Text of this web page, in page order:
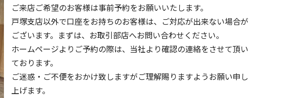
ご来店ご希望のお客様は事前予約をお願いいたします。
戸塚支店以外で口座をお持ちのお客様は、ご対応が出来ない場合が
ございます。まずは、お取引部店へお問い合わせください。
ホームページよりご予約の際は、当社より確認の連絡をさせて頂い
ております。
ご迷惑・ご不便をおかけ致しますがご理解賜りますようお願い申し
上げます。